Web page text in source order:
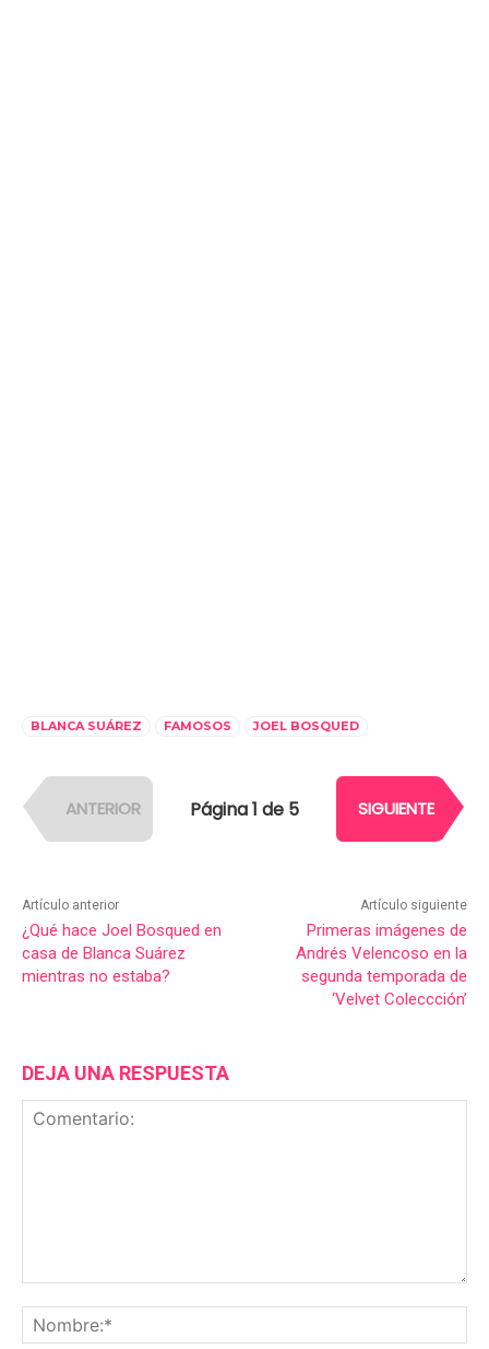
BLANCA SUÁREZ FAMOSOS JOEL BOSQUED
ANTERIOR Página 1 de 5 SIGUIENTE
Artículo anterior
¿Qué hace Joel Bosqued en
casa de Blanca Suárez
mientras no estaba?
Artículo siguiente
Primeras imágenes de
Andrés Velencoso en la
segunda temporada de
‘Velvet Coleccción’
DEJA UNA RESPUESTA